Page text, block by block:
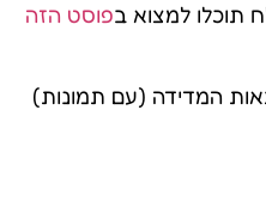
תוכלו למצוא בפוסט הזה
המדידה (עם תמונות)